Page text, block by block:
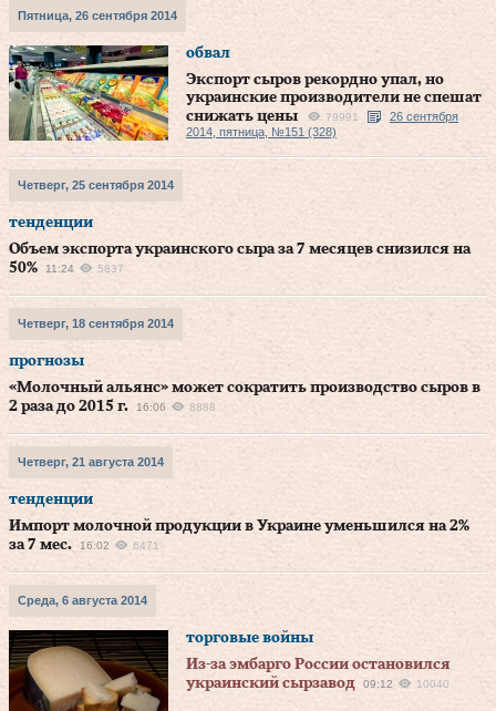
Пятница, 26 сентября 2014
обвал
Экспорт сыров рекордно упал, но
украинские производители не спешат
снижать цены
79991
26 сентября
2014, пятница, №151 (328)
Четверг, 25 сентября 2014
тенденции
Объем экспорта украинского сыра за 7 месяцев снизился на
50%
11:24 5837
Четверг, 18 сентября 2014
прогнозы
«Молочный альянс» может сократить производство сыров в
2 раза до 2015 г.
16:06 8888
Четверг, 21 августа 2014
тенденции
Импорт молочной продукции в Украине уменьшился на 2%
за 7 мес.
16:02 6471
Среда, 6 августа 2014
торговые войны
Из-за эмбарго России остановился
украинский сырзавод
09:12 10040